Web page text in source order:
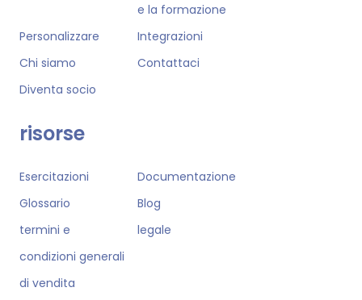
e la formazione
Personalizzare
Integrazioni
Chi siamo
Contattaci
Diventa socio
risorse
Esercitazioni
Documentazione
Glossario
Blog
termini e
condizioni generali
di vendita
legale